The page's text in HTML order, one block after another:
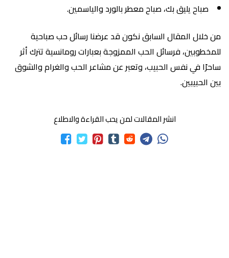
صباح يليق بك، صباح معطر بالورد والياسمين.
من خلال المقال السابق نكون قد عرضنا رسائل حب صباحية
للمخطوبين، فرسائل الحب الممزوجة بعبارات رومانسية تترك أثر
ساحرًا في نفس الحبيب، وتعبر عن مشاعر الحب والغرام والشوق
بين الحبيبين.
انشر المقالات لمن يحب القراءة والاطلاع